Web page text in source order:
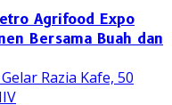
Agrifood Expo
Bersama Buah dan